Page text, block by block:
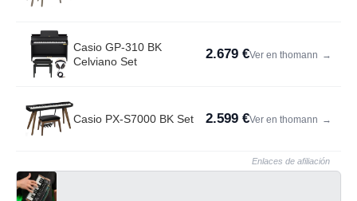
Casio GP-310 BK
Celviano Set
2.679 €Ver en thomann →
Casio PX-S7000 BK Set 2.599 €Ver en thomann →
Enlaces de afiliación